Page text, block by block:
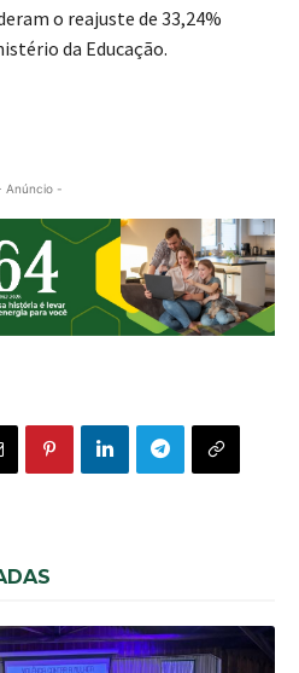
o reajuste de 33,24%
da Educação.
Anúncio -